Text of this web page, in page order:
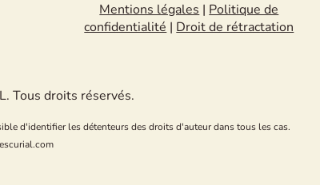
Mentions légales|Politique de
confidentialité|Droit de rétractation
Tous droits réservés.
d'identifier les détenteurs des droits d'auteur dans tous les cas.